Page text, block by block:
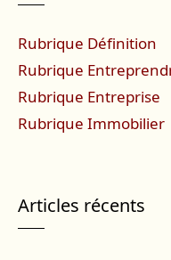
Rubrique Définition
Rubrique
Rubrique Entreprise
Rubrique Immobilier
Articles récents